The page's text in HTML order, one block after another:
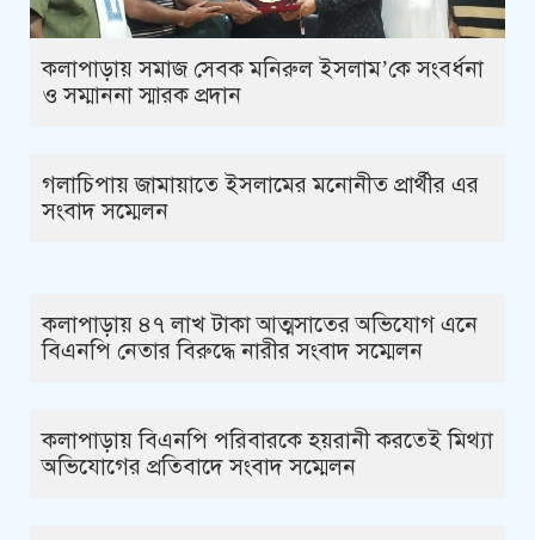
কলাপাড়ায় সমাজ সেবক মনিরুল ইসলাম’কে সংবর্ধনা
ও সম্মাননা স্মারক প্রদান
গলাচিপায় জামায়াতে ইসলামের মনোনীত প্রার্থীর এর
সংবাদ সম্মেলন
কলাপাড়ায় ৪৭ লাখ টাকা আত্মসাতের অভিযোগ এনে
বিএনপি নেতার বিরুদ্ধে নারীর সংবাদ সম্মেলন
কলাপাড়ায় বিএনপি পরিবারকে হয়রানী করতেই মিথ্যা
অভিযোগের প্রতিবাদে সংবাদ সম্মেলন